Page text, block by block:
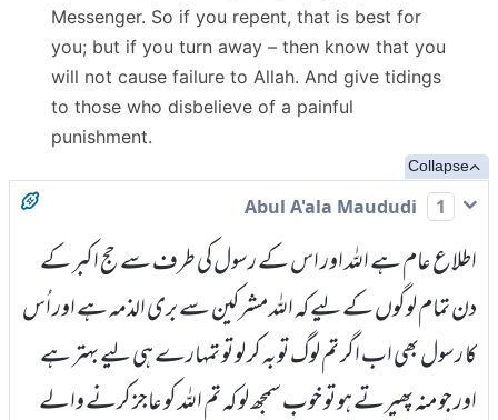
Messenger. So if you repent, that is best for
you; but if you turn away – then know that you
will not cause failure to Allah. And give tidings
to those who disbelieve of a painful
punishment.
Collapse
1
اطلاع عام ہے اللہ اور اس کے رسول کی طرف سے حج اکبر کے
دن تمام لوگوں کے لیے کہ اللہ مشرکین سے بری الذمہ ہے اور اُس
کا رسول بھی اب اگر تم لوگ توبہ کر لو تو تمہارے ہی لیے بہتر ہے
اور جو منہ پھیرتے ہو تو خوب سمجھ لو کہ تم اللہ کو عاجز کرنے والے